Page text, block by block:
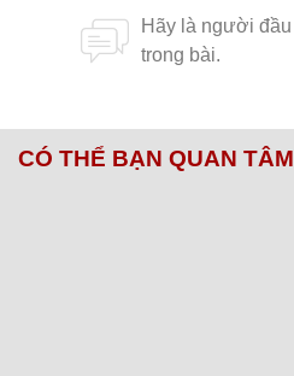
CÓ THỂ BẠN QUAN TÂM